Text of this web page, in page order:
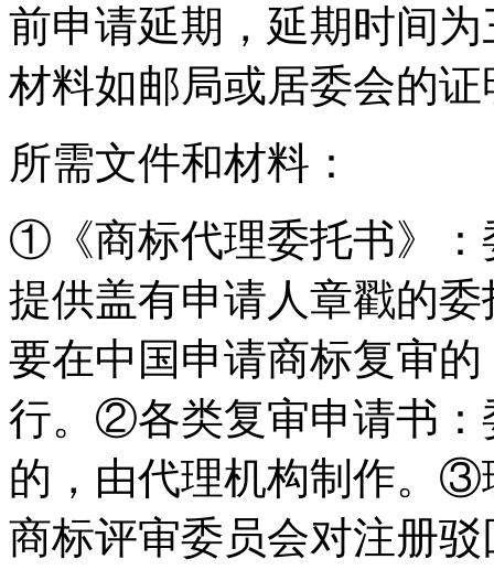
前申请延期，延期时间
材料如邮局或居委会的
所需文件和材料：
①《商标代理委托书》：
提供盖有申请人章戳的
要在中国申请商标复审
行。②各类复审申请书：
的，由代理机构制作。③
商标评审委员会对注册